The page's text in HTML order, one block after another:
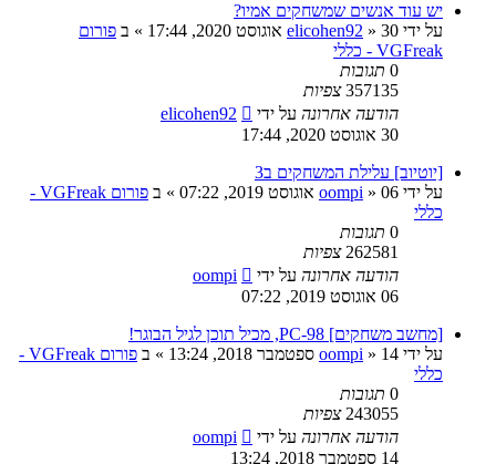
יש עוד אנשים שמשחקים אמיו?
על ידי
elicohen92 » 30 אוגוסט 2020, 17:44 » ב פורום
VGFreak - כללי
0 תגובות
357135 צפיות
הודעה אחרונה על ידי
elicohen92
30 אוגוסט 2020, 17:44
[יוטיוב] עלילת המשחקים ב3
על ידי
oompi » 06 אוגוסט 2019, 07:22 » ב
פורום VGFreak -
כללי
0 תגובות
262581 צפיות
הודעה אחרונה על ידי
oompi
06 אוגוסט 2019, 07:22
[מחשב משחקים] PC-98, מכיל תוכן לגיל הבוגר!
על ידי
oompi » 14 ספטמבר 2018, 13:24 » ב
פורום VGFreak -
כללי
0 תגובות
243055 צפיות
הודעה אחרונה על ידי
oompi
14 ספטמבר 2018, 13:24